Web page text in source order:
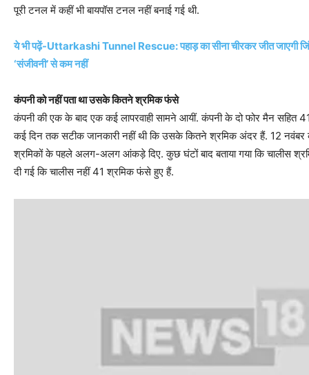
पूरी टनल में कहीं भी बायपॉस टनल नहीं बनाई गई थी.
ये भी पढ़ें-Uttarkashi Tunnel Rescue: पहाड़ का सीना चीरकर जीत जाएगी
‘संजीवनी’ से कम नहीं
कंपनी को नहीं पता था उसके कितने श्रमिक फंसे
कंपनी की एक के बाद एक कई लापरवाही सामने आयीं. कंपनी के दो फोर मैन
कई दिन तक सटीक जानकारी नहीं थी कि उसके कितने श्रमिक अंदर हैं. 12
श्रमिकों के पहले अलग-अलग आंकड़े दिए. कुछ घंटों बाद बताया गया कि चालीस
दी गई कि चालीस नहीं 41 श्रमिक फंसे हुए हैं.